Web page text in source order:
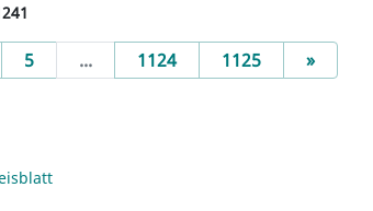
5 ... 1124 1125 »Next